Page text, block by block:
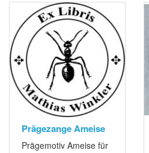
Prägezange Ameise
Prägemotiv Ameise für